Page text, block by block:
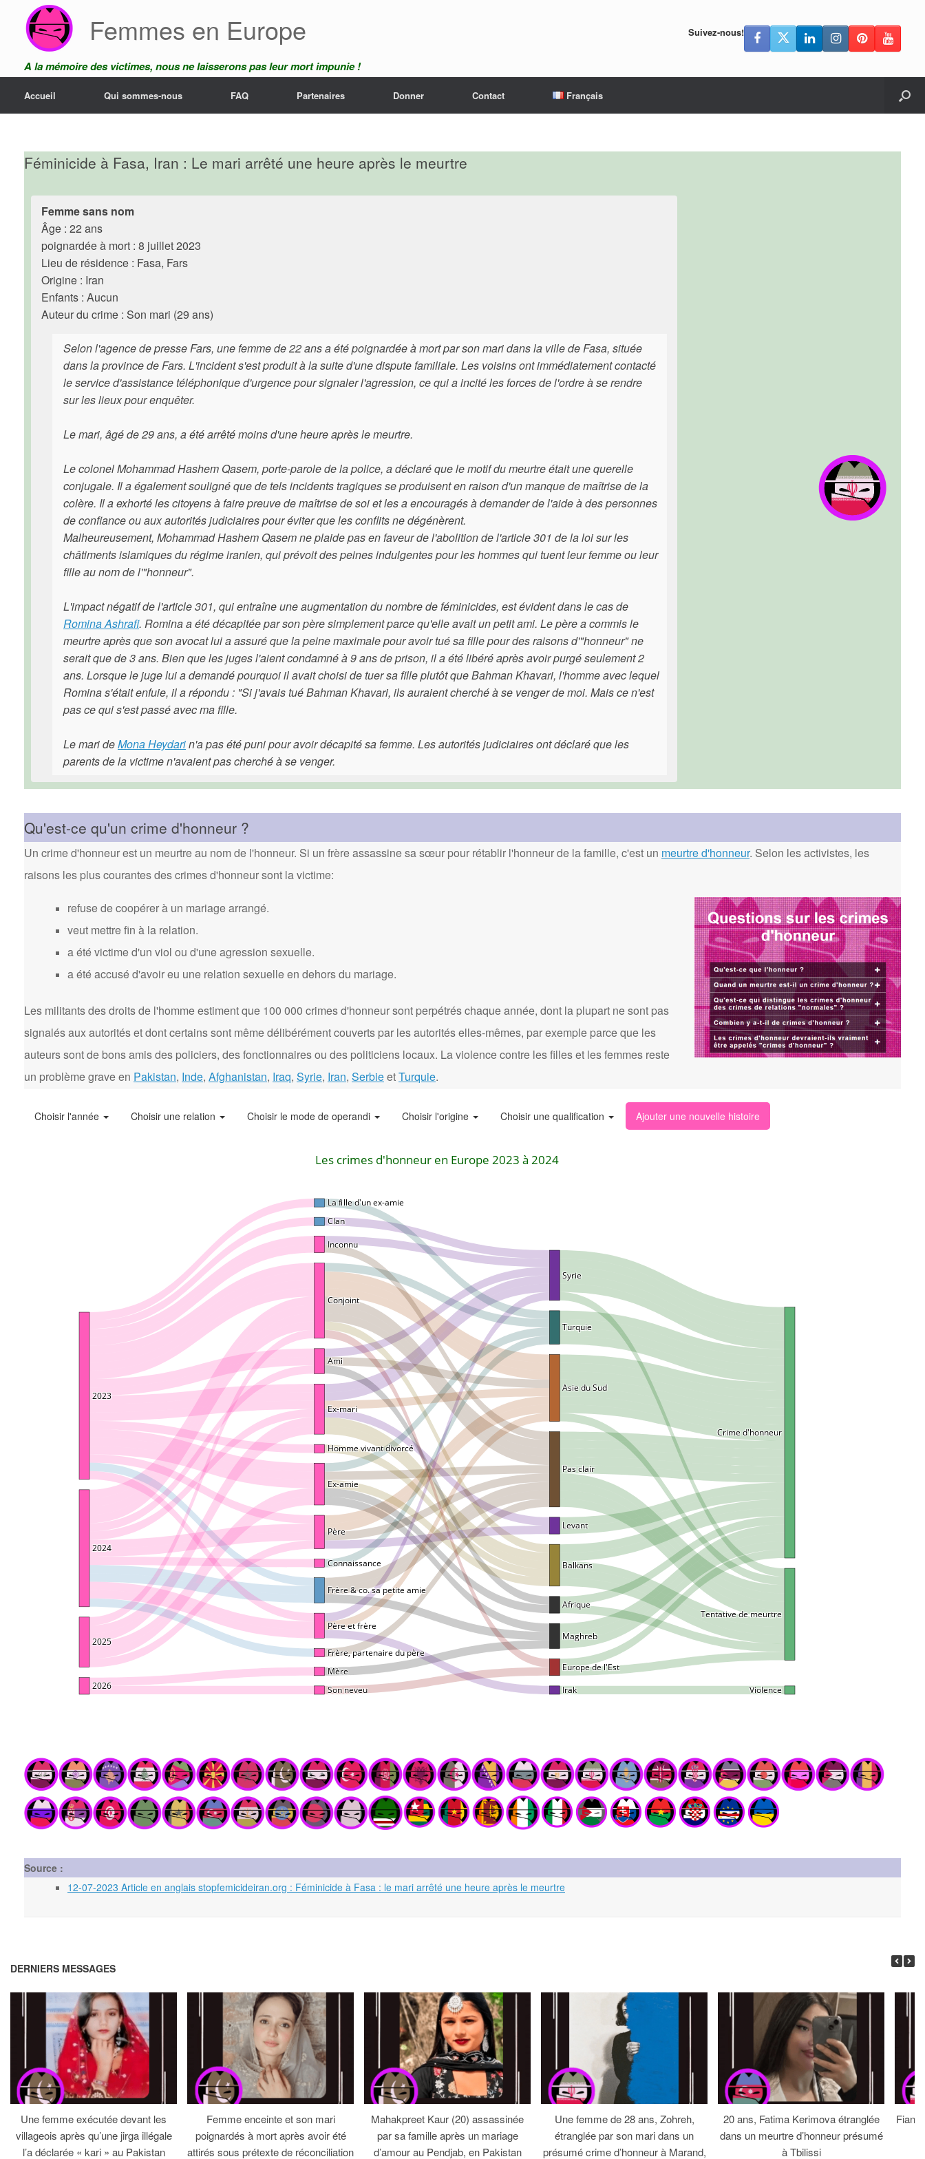
content
Femmes en Europe
A la mémoire des victimes, nous ne laisserons pas leur mort impunie !
Suivez-nous!
Accueil Qui sommes-nous FAQ Partenaires Donner Contact Français
Féminicide à Fasa, Iran : Le mari arrêté une heure après le meurtre
Femme sans nom
Âge : 22 ans
poignardée à mort : 8 juillet 2023
Lieu de résidence : Fasa, Fars
Origine : Iran
Enfants : Aucun
Auteur du crime : Son mari (29 ans)
Selon l'agence de presse Fars, une femme de 22 ans a été poignardée à mort par son mari dans la ville de Fasa, située
dans la province de Fars. L'incident s'est produit à la suite d'une dispute familiale. Les voisins ont immédiatement contacté
le service d'assistance téléphonique d'urgence pour signaler l'agression, ce qui a incité les forces de l'ordre à se rendre
sur les lieux pour enquêter.
Le mari, âgé de 29 ans, a été arrêté moins d'une heure après le meurtre.
Le colonel Mohammad Hashem Qasem, porte-parole de la police, a déclaré que le motif du meurtre était une querelle
conjugale. Il a également souligné que de tels incidents tragiques se produisent en raison d'un manque de maîtrise de la
colère. Il a exhorté les citoyens à faire preuve de maîtrise de soi et les a encouragés à demander de l'aide à des personnes
de confiance ou aux autorités judiciaires pour éviter que les conflits ne dégénèrent.
Malheureusement, Mohammad Hashem Qasem ne plaide pas en faveur de l'abolition de l'article 301 de la loi sur les
châtiments islamiques du régime iranien, qui prévoit des peines indulgentes pour les hommes qui tuent leur femme ou leur
fille au nom de l'"honneur".
L'impact négatif de l'article 301, qui entraîne une augmentation du nombre de féminicides, est évident dans le cas de
Romina Ashrafi. Romina a été décapitée par son père simplement parce qu'elle avait un petit ami. Le père a commis le
meurtre après que son avocat lui a assuré que la peine maximale pour avoir tué sa fille pour des raisons d'"honneur" ne
serait que de 3 ans. Bien que les juges l'aient condamné à 9 ans de prison, il a été libéré après avoir purgé seulement 2
ans. Lorsque le juge lui a demandé pourquoi il avait choisi de tuer sa fille plutôt que Bahman Khavari, l'homme avec lequel
Romina s'était enfuie, il a répondu : "Si j'avais tué Bahman Khavari, ils auraient cherché à se venger de moi. Mais ce n'est
pas ce qui s'est passé avec ma fille.
Le mari deMona Heydarin'a pas été puni pour avoir décapité sa femme. Les autorités judiciaires ont déclaré que les
parents de la victime n'avaient pas cherché à se venger.
Qu'est-ce qu'un crime d'honneur ?
Un crime d'honneur est un meurtre au nom de l'honneur. Si un frère assassine sa sœur pour rétablir l'honneur de la famille, c'est un meurtre d'honneur. Selon les activistes, les
raisons les plus courantes des crimes d'honneur sont la victime:
refuse de coopérer à un mariage arrangé.
veut mettre fin à la relation.
a été victime d'un viol ou d'une agression sexuelle.
a été accusé d'avoir eu une relation sexuelle en dehors du mariage.
Les militants des droits de l'homme estiment que 100 000 crimes d'honneur sont perpétrés chaque année, dont la plupart ne sont pas
signalés aux autorités et dont certains sont même délibérément couverts par les autorités elles-mêmes, par exemple parce que les
auteurs sont de bons amis des policiers, des fonctionnaires ou des politiciens locaux. La violence contre les filles et les femmes reste
un problème grave en Pakistan, Inde, Afghanistan, Iraq, Syrie, Iran, SerbieetTurquie.
Source :
12-07-2023 Article en anglais stopfemicideiran.org : Féminicide à Fasa : le mari arrêté une heure après le meurtre
DERNIERS MESSAGES
Une femme exécutée devant les
villageois après qu’une jirga illégale
l’a déclarée « kari » au Pakistan
Femme enceinte et son mari
poignardés à mort après avoir été
attirés sous prétexte de réconciliation
Mahakpreet Kaur (20) assassinée
par sa famille après un mariage
d’amour au Pendjab, en Pakistan
Une femme de 28 ans, Zohreh,
étranglée par son mari dans un
présumé crime d’honneur à Marand,
20 ans, Fatima Kerimova étranglée
dans un meurtre d’honneur présumé
à Tbilissi